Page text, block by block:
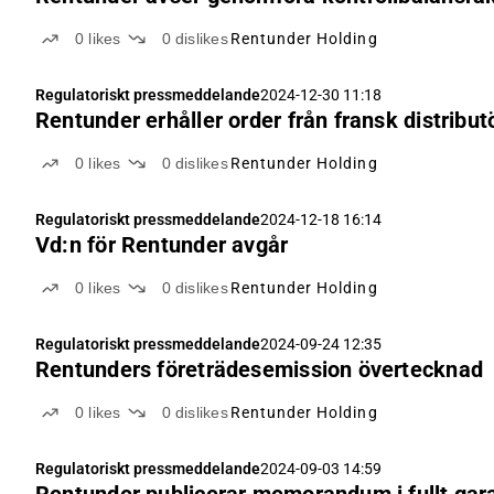
0 likes 0 dislikes Rentunder Holding
Regulatoriskt pressmeddelande2024-12-30 11:18
Rentunder erhåller order från fransk
0 likes 0 dislikes Rentunder Holding
Regulatoriskt pressmeddelande2024-12-18 16:14
Vd:n för Rentunder avgår
0 likes 0 dislikes Rentunder Holding
Regulatoriskt pressmeddelande2024-09-24 12:35
Rentunders företrädesemission övertecknad
0 likes 0 dislikes Rentunder Holding
Regulatoriskt pressmeddelande2024-09-03 14:59